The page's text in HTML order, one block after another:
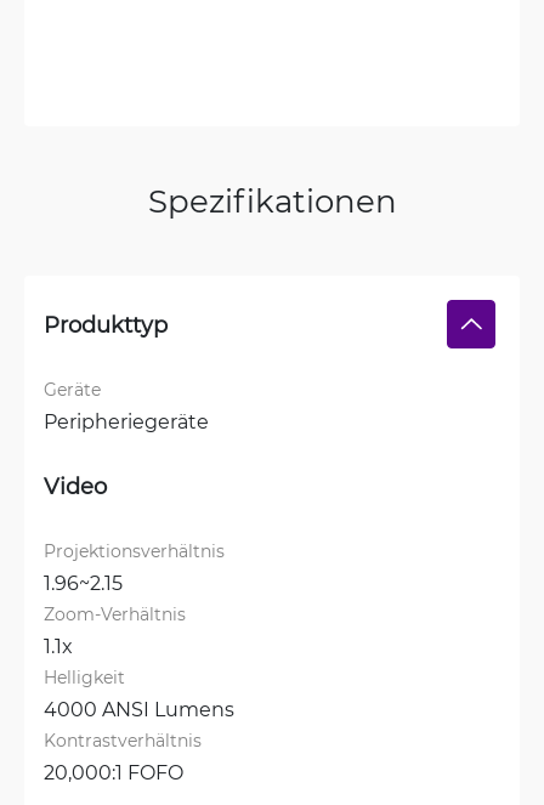
Spezifikationen
Produkttyp
Geräte
Peripheriegeräte
Video
Projektionsverhältnis
1.96~2.15
Zoom-Verhältnis
1.1x
Helligkeit
4000 ANSI Lumens
Kontrastverhältnis
20,000:1 FOFO